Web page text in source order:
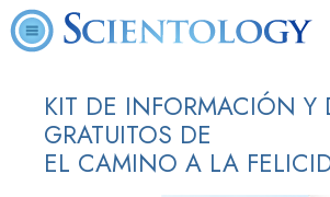
KIT DE INFORMACIÓN Y
GRATUITOS DE
EL CAMINO A LA